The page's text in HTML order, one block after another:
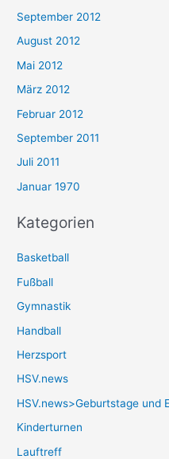
September 2012
August 2012
Mai 2012
März 2012
Februar 2012
September 2011
Juli 2011
Januar 1970
Kategorien
Basketball
Fußball
Gymnastik
Handball
Herzsport
HSV.news
HSV.news>Geburtstage und
Kinderturnen
Lauftreff